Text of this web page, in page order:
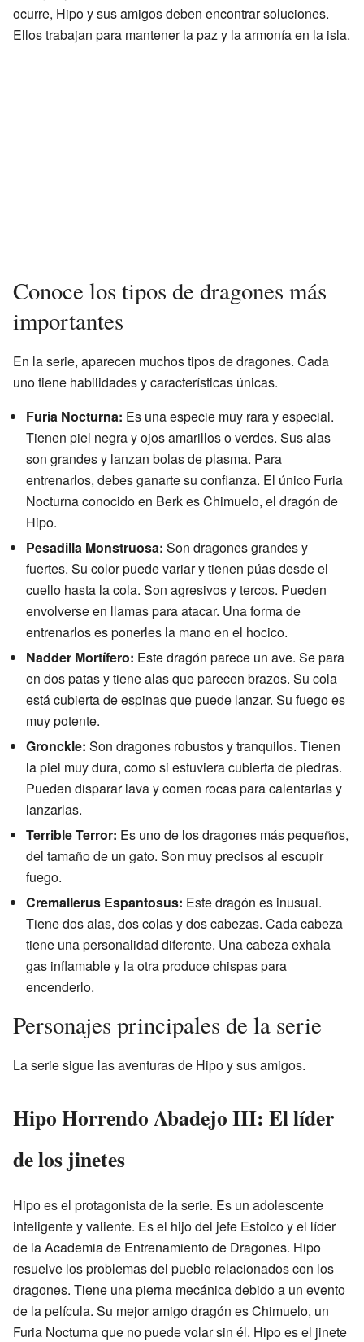
ocurre, Hipo y sus amigos deben encontrar soluciones.
Ellos trabajan para mantener la paz y la armonía en la isla.
Conoce los tipos de dragones más
importantes
En la serie, aparecen muchos tipos de dragones. Cada
uno tiene habilidades y características únicas.
Furia Nocturna: Es una especie muy rara y especial.
Tienen piel negra y ojos amarillos o verdes. Sus alas
son grandes y lanzan bolas de plasma. Para
entrenarlos, debes ganarte su confianza. El único Furia
Nocturna conocido en Berk es Chimuelo, el dragón de
Hipo.
Pesadilla Monstruosa: Son dragones grandes y
fuertes. Su color puede variar y tienen púas desde el
cuello hasta la cola. Son agresivos y tercos. Pueden
envolverse en llamas para atacar. Una forma de
entrenarlos es ponerles la mano en el hocico.
Nadder Mortífero: Este dragón parece un ave. Se para
en dos patas y tiene alas que parecen brazos. Su cola
está cubierta de espinas que puede lanzar. Su fuego es
muy potente.
Gronckle: Son dragones robustos y tranquilos. Tienen
la piel muy dura, como si estuviera cubierta de piedras.
Pueden disparar lava y comen rocas para calentarlas y
lanzarlas.
Terrible Terror: Es uno de los dragones más pequeños,
del tamaño de un gato. Son muy precisos al escupir
fuego.
Cremallerus Espantosus: Este dragón es inusual.
Tiene dos alas, dos colas y dos cabezas. Cada cabeza
tiene una personalidad diferente. Una cabeza exhala
gas inflamable y la otra produce chispas para
encenderlo.
Personajes principales de la serie
La serie sigue las aventuras de Hipo y sus amigos.
Hipo Horrendo Abadejo III: El líder
de los jinetes
Hipo es el protagonista de la serie. Es un adolescente
inteligente y valiente. Es el hijo del jefe Estoico y el líder
de la Academia de Entrenamiento de Dragones. Hipo
resuelve los problemas del pueblo relacionados con los
dragones. Tiene una pierna mecánica debido a un evento
de la película. Su mejor amigo dragón es Chimuelo, un
Furia Nocturna que no puede volar sin él. Hipo es el jinete